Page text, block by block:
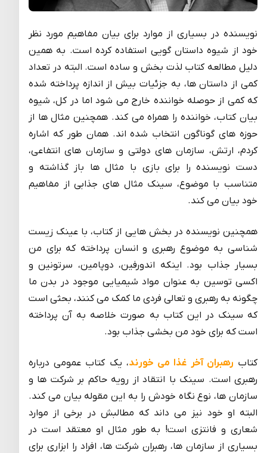
نویسنده در بسیاری از موارد برای بیان مفاهیم مورد نظر
خود از شیوه داستان گویی استفاده کرده است. به همین
دلیل مطالعه کتاب لذت بخش و ساده است. البته در تعداد
کمی از داستان ها، به جزئیات بیش از اندازه پرداخته شده
که کمی از حوصله خواننده خارج می شود اما در کل، شیوه
بیان کتاب، خواننده را همراه می کند. همچنین مثال ها از
حوزه های گوناگون انتخاب شده اند. همان طور که اشاره
کردم، ارتش، سازمان های دولتی و سازمان های انتفاعی،
دست نویسنده را برای بازی با مثال ها باز گذاشته و
متناسب با موضوع، سینک مثال های جذابی از مفاهیم
خود بیان می کند.
همچنین نویسنده در بخش هایی از کتاب، با عینک زیست
شناسی به موضوع رهبری و انسان پرداخته که برای من
بسیار جذاب بود. اینکه اندورفین، دوپامین، سرتونین و
اکسی توسین به عنوان مواد شیمیایی موجود در بدن ما
چگونه به رهبری و تعالی فردی ما کمک می کنند، بحثی است
که سینک در این کتاب به صورت خلاصه به آن پرداخته
است که برای خود من بخشی جذاب بود.
کتاب رهبران آخر غذا می خورند، یک کتاب عمومی درباره
رهبری است. سینک با انتقاد از رویه حاکم بر شرکت ها و
سازمان ها، نوع نگاه خودش را به این مقوله بیان می کند.
البته او خود نیز می داند که مطالبش در برخی از موارد
شعاری و فانتزی است! به طور مثال او معتقد است در
بسیاری از سازمان ها، رهبران شرکت ها، افراد را ابزاری برای